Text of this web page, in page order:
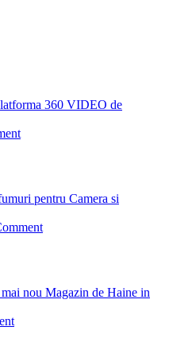
360 VIDEO de
pentru Camera si
nou Magazin de Haine in